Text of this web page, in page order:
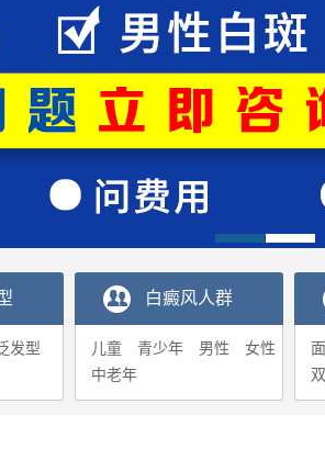
发型
白癜风人群
儿童 青少年 男性
女性
中老年